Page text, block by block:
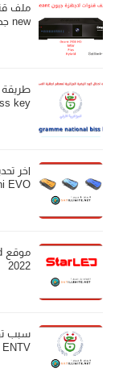
new جديد 2022
طريقة
key
EVO
2022
ENTV